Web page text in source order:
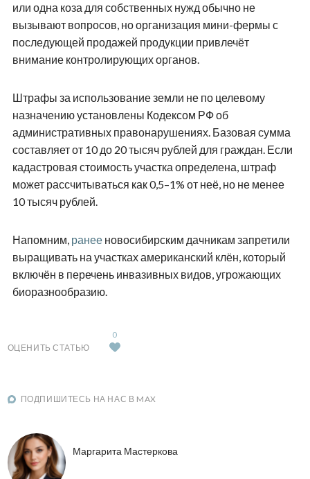
или одна коза для собственных нужд обычно не
вызывают вопросов, но организация мини-фермы с
последующей продажей продукции привлечёт
внимание контролирующих органов.
Штрафы за использование земли не по целевому
назначению установлены Кодексом РФ об
административных правонарушениях. Базовая сумма
составляет от 10 до 20 тысяч рублей для граждан. Если
кадастровая стоимость участка определена, штраф
может рассчитываться как 0,5–1% от неё, но не менее
10 тысяч рублей.
Напомним, ранееновосибирским дачникам запретили
выращивать на участках американский клён, который
включён в перечень инвазивных видов, угрожающих
биоразнообразию.
ОЦЕНИТЬ СТАТЬЮ
0
ПОДПИШИТЕСЬ НА НАС В MAX
Маргарита Мастеркова